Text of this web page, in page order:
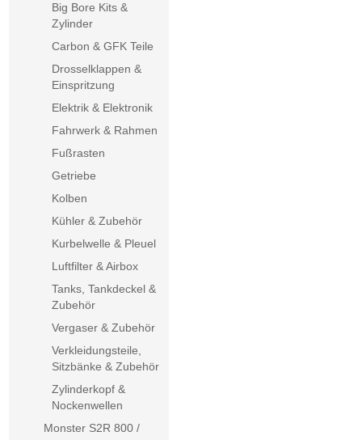
Big Bore Kits &
Zylinder
Carbon & GFK Teile
Drosselklappen &
Einspritzung
Elektrik & Elektronik
Fahrwerk & Rahmen
Fußrasten
Getriebe
Kolben
Kühler & Zubehör
Kurbelwelle & Pleuel
Luftfilter & Airbox
Tanks, Tankdeckel &
Zubehör
Vergaser & Zubehör
Verkleidungsteile,
Sitzbänke & Zubehör
Zylinderkopf &
Nockenwellen
Monster S2R 800 /